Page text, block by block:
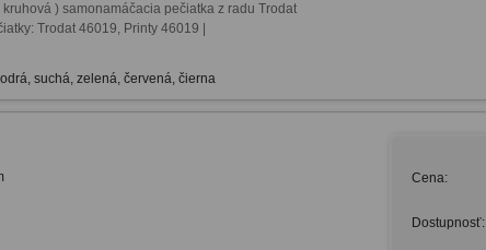
) samonamáčacia pečiatka z radu Trodat
Trodat 46019, Printy 46019 |
suchá, zelená, červená, čierna
Cena:
Dostupnosť: